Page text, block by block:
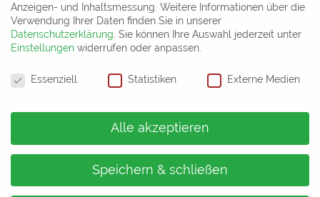
Impressum
Datenschutz
AVB
Anzeigen- und Inhaltsmessung. Weitere Informationen über die
Verwendung Ihrer Daten finden Sie in unserer
Datenschutzerklärung Sie können Ihre Auswahl jederzeit unter
Einstellungen widerrufen oder anpassen.
Essenziell
Statistiken Externe Medien
Alle akzeptieren
Speichern & schließen